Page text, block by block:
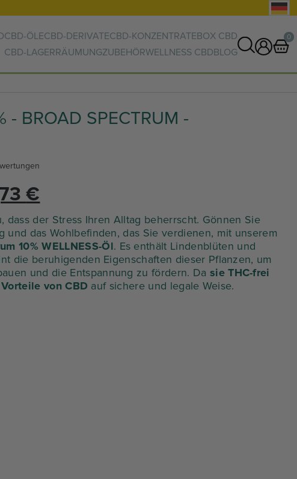
CBD-ÖLECBD-DERIVATECBD-KONZENTRATEBOX CBD
CBD-LAGERRÄUMUNGZUBEHÖRWELLNESS CBDBLOG
0
- BROAD SPECTRUM -
€
aktuelle
Preis
beträgt:
dass der Stress Ihren Alltag beherrscht. Gönnen Sie
und das Wohlbefinden, das Sie verdienen, mit unserem
10% WELLNESS-Öl. Es enthält Lindenblüten und
die beruhigenden Eigenschaften dieser Pflanzen, um
und die Entspannung zu fördern. Da sieTHC-frei
von CBD auf sichere und legale Weise.